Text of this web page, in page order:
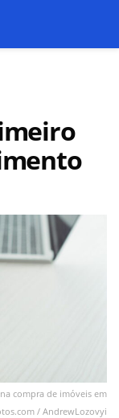
compra de imóveis em
/ AndrewLozovyi